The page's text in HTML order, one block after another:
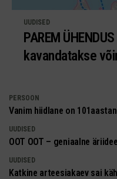
UUDISED
PAREM
kavandatakse
PERSOON
Vanim hiidlane on
UUDISED
OOT OOT – geniaalne äriidee
UUDISED
Katkine arteesiakaev sai